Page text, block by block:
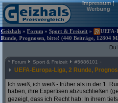
Impressum|
Werbung
Geizhals » Forum » Sport & Freizeit »
UEFA-
Runde, Prognosen, bitte! (440 Beiträge, 12804
Du
^ Forum Sport & Freizeit #5686101
UEFA-Europa-Liga, 2 Runde,
Ich weiß, ich weiß - früher als in der 1.
haben, ihre Expertisen abzuschließen
gezeigt, dass ich Recht hab: In ihrem